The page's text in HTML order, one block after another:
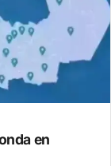
en